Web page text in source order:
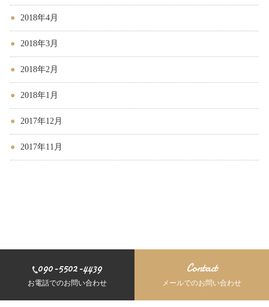
2018年4月
2018年3月
2018年2月
2018年1月
2017年12月
2017年11月
090-5502-4439
お電話でのお問い合わせ
Contact
メールでのお問い合わせ